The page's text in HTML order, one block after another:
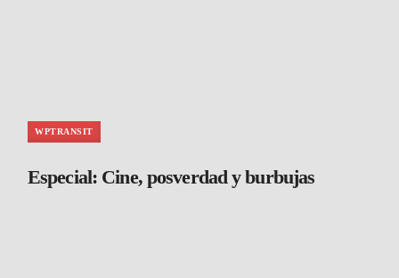
WPTRANSIT
Especial: Cine, posverdad y burbujas